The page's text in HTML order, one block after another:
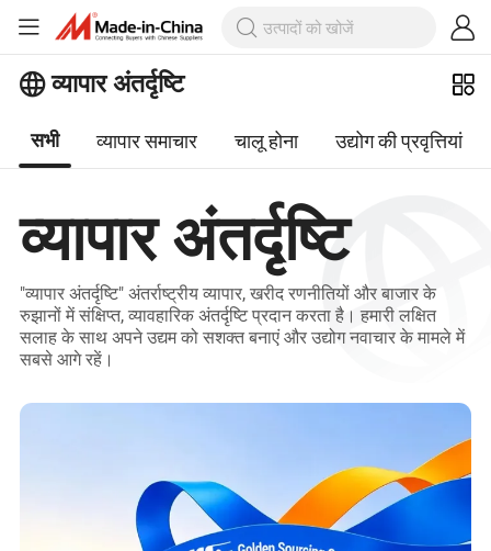
व्यापार अंतर्दृष्टि
सभी व्यापार समाचार चालू होना उद्योग की प्रवृत्तियां
व्यापार अंतर्दृष्टि
"व्यापार अंतर्दृष्टि" अंतर्राष्ट्रीय व्यापार, खरीद रणनीतियों और बाजार के
रुझानों में संक्षिप्त, व्यावहारिक अंतर्दृष्टि प्रदान करता है। हमारी लक्षित
सलाह के साथ अपने उद्यम को सशक्त बनाएं और उद्योग नवाचार के मामले में
सबसे आगे रहें।